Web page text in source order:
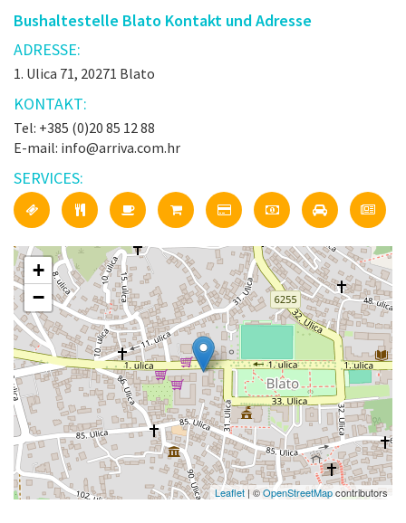
Bushaltestelle Blato Kontakt und Adresse
ADRESSE:
1. Ulica 71, 20271 Blato
KONTAKT:
Tel: +385 (0)20 85 12 88
E-mail: info@arriva.com.hr
SERVICES:
+
−
Leaflet | ©OpenStreetMapcontributors